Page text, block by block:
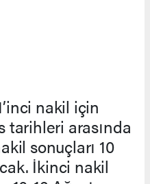
nakil için
tarihleri arasında
sonuçları 10
İkinci nakil